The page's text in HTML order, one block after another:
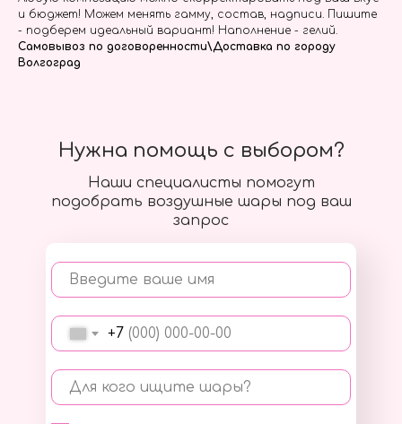
и бюджет! Можем менять гамму, состав, надписи. Пишите
- подберем идеальный вариант! Наполнение - гелий.
Самовывоз по договоренности\Доставка по городу
Волгоград
Наши специалисты помогут
подобрать воздушные шары под ваш
запрос
Введите ваше имя
+7
Для кого ищите шары?
Нужна помощь с выбором?